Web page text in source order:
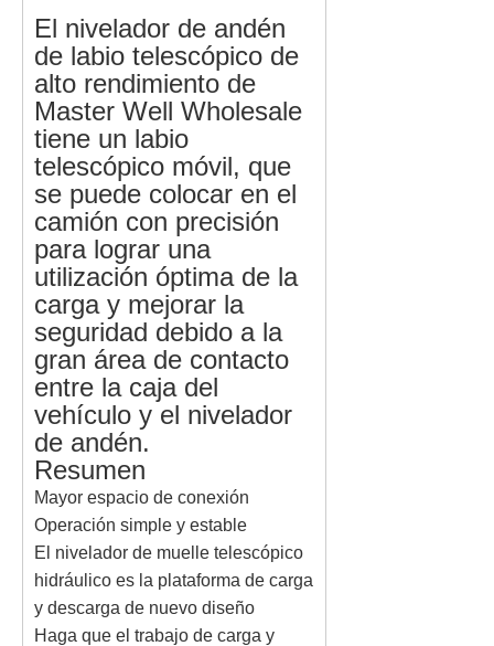
El nivelador de andén
de labio telescópico de
alto rendimiento de
Master Well Wholesale
tiene un labio
telescópico móvil, que
se puede colocar en el
camión con precisión
para lograr una
utilización óptima de la
carga y mejorar la
seguridad debido a la
gran área de contacto
entre la caja del
vehículo y el nivelador
de andén.
Resumen
Mayor espacio de conexión
Operación simple y estable
El nivelador de muelle telescópico
hidráulico es la plataforma de carga
y descarga de nuevo diseño
Haga que el trabajo de carga y